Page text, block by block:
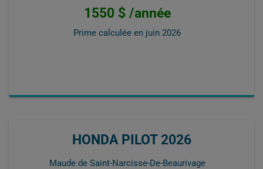
1550 $ /année
Prime calculée en juin 2026
HONDA PILOT 2026
Maude de Saint-Narcisse-De-Beaurivage